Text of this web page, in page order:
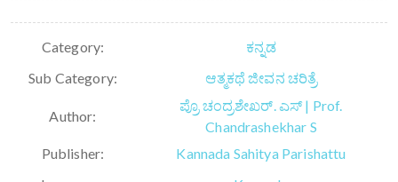
Category:
ಕನ್ನಡ
Sub Category:
ಆತ್ಮಕಥೆ ಜೀವನ ಚರಿತ್ರೆ
Author:
ಪ್ರೊ ಚಂದ್ರಶೇಖರ್. ಎಸ್ | Prof.
Chandrashekhar S
Publisher:
Kannada Sahitya Parishattu